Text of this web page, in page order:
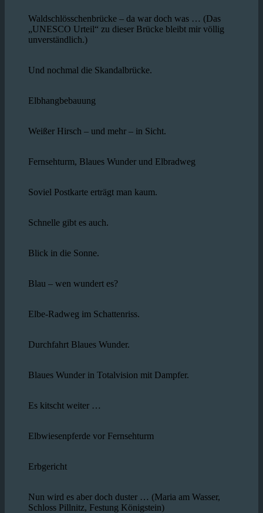
Waldschlösschenbrücke – da war doch was … (Das
„UNESCO Urteil“ zu dieser Brücke bleibt mir völlig
unverständlich.)
Und nochmal die Skandalbrücke.
Elbhangbebauung
Weißer Hirsch – und mehr – in Sicht.
Fernsehturm, Blaues Wunder und Elbradweg
Soviel Postkarte erträgt man kaum.
Schnelle gibt es auch.
Blick in die Sonne.
Blau – wen wundert es?
Elbe-Radweg im Schattenriss.
Durchfahrt Blaues Wunder.
Blaues Wunder in Totalvision mit Dampfer.
Es kitscht weiter …
Elbwiesenpferde vor Fernsehturm
Erbgericht
Nun wird es aber doch duster … (Maria am Wasser,
Schloss Pillnitz, Festung Königstein)